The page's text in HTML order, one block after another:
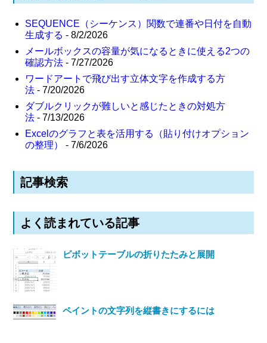
SEQUENCE（シーケンス）関数で連番や日付を自動
生成する - 8/2/2026
メールボックスの容量が気になるときに使える2つの
確認方法 - 7/27/2026
ワードアートで飛び出す立体文字を作成する方
法 - 7/20/2026
ダブルクリックが難しいと感じたときの対処方
法 - 7/13/2026
Excelのグラフと表を活用する（貼り付けオプション
の整理）
- 7/6/2026
記事検索
よく読まれている記事
ピボットテーブルの折りたたみと展開
ペイントの文字列を縦書きにするには